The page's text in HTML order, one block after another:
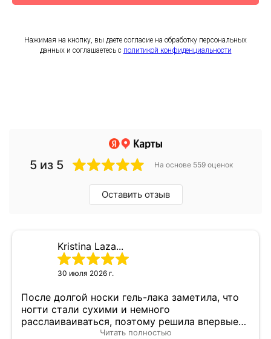
Нажимая на кнопку, вы даете согласие на обработку персональных
данных и соглашаетесь c политикой конфиденциальности
5 из 5 На основе 559 оценок
Оставить отзыв
Kristina Laza...
30 июля 2026 г.
После долгой носки гель-лака заметила, что
ногти стали сухими и немного
расслаиваиваться, поэтому решила впервые
сходить на педикюр не в салон красоты, а в
Читать полностью